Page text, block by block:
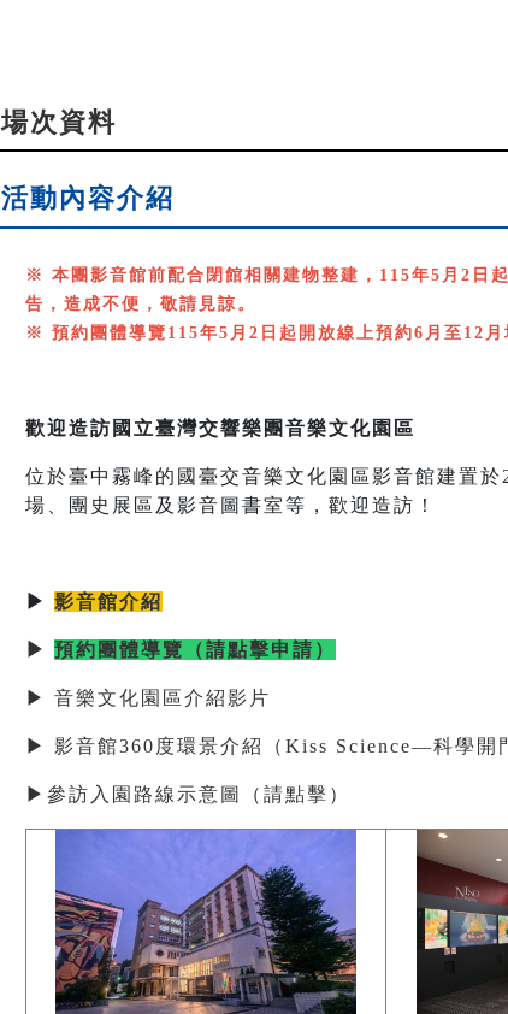
場次資料
活動內容介紹
※ 本團影音館前配合閉館相關建物整建，115年5月2日
告，造成不便，敬請見諒。
※ 預約團體導覽115年5月2日起開放線上預約6月至12
歡迎造訪國立臺灣交響樂團音樂文化園區
位於臺中霧峰的國臺交音樂文化園區影音館建置
場、團史展區及影音圖書室等，歡迎造訪！
▶ 影音館介紹
▶ 預約團體導覽（請點擊申請）
▶ 音樂文化園區介紹影片
▶ 影音館360度環景介紹（Kiss Science—科學開
▶ 參訪入園路線示意圖（請點擊）